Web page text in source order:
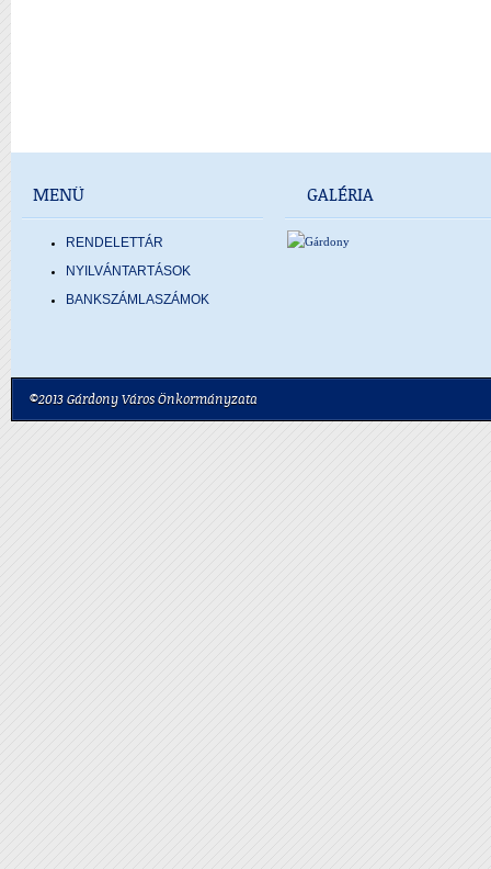
MENÜ
RENDELETTÁR
NYILVÁNTARTÁSOK
BANKSZÁMLASZÁMOK
GALÉRIA
©2013 Gárdony Város Önkormányzata